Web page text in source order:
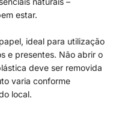
estar.
ideal para utilização
e presentes. Não abrir o
deve ser removida
varia conforme
local.